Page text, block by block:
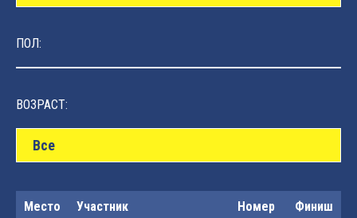
ПОЛ:
ВОЗРАСТ:
Все
Место Участник Номер Финиш